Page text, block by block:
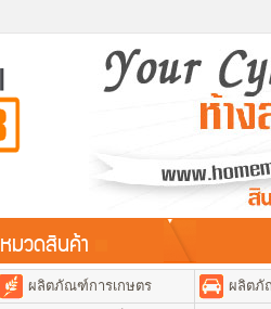
หมวดสินค้า
ผลิตภัณฑ์การเกษตร
ผลิตภั